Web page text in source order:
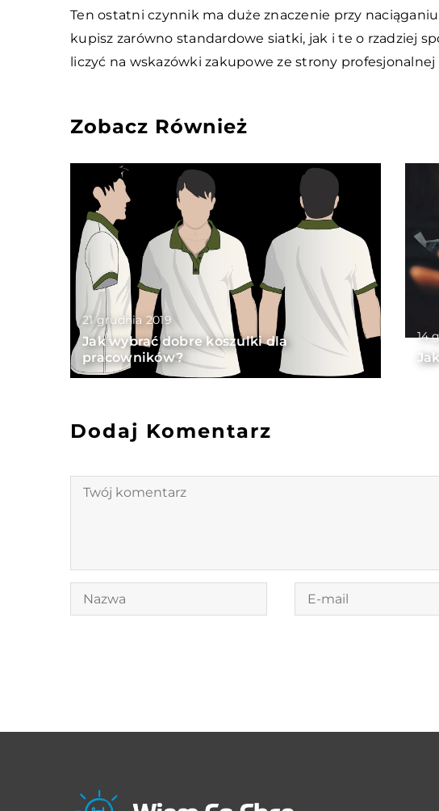
Ten ostatni czynnik ma duże znaczenie przy
kupisz zarówno standardowe siatki, jak i te o rzadziej
liczyć na wskazówki zakupowe ze strony profesjonalnej
Zobacz Również
21 grudnia 2019
Jak wybrać dobre koszulki dla
pracowników?
14
Dodaj Komentarz